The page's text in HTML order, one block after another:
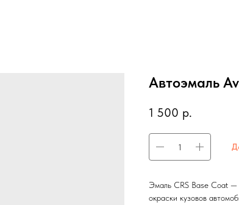
Автоэмаль
1 500 р.
Эмаль CRS Base Coat —
окраски кузовов